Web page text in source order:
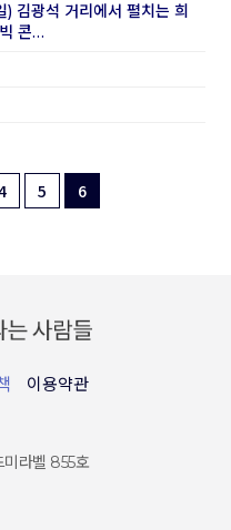
김광석 거리에서 펼치는 희
콘…
5 6
이용약관
미라벨 855호